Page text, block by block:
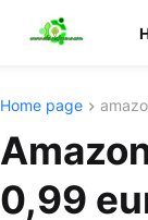
Home page
0,99